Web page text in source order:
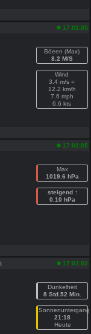
17:02:05
Böeen (Max)
8.2 M/S
Wind
3.4 m/s =
12.2 km/h
7.6 mph
6.6 kts
17:02:05
Max
1019.6 hPa
steigend ↑
0.10 hPa
17:02:02
Dunkelheit
8 Std.52 Min.
Sonnenuntergang
21:18
Heute